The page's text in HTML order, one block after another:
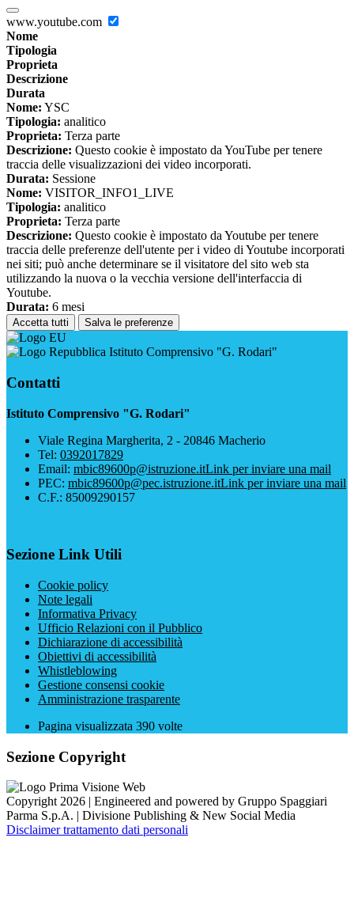
www.youtube.com
Nome
Tipologia
Proprieta
Descrizione
Durata
Nome: YSC
Tipologia: analitico
Proprieta: Terza parte
Descrizione: Questo cookie è impostato da YouTube per tenere
traccia delle visualizzazioni dei video incorporati.
Durata: Sessione
Nome: VISITOR_INFO1_LIVE
Tipologia: analitico
Proprieta: Terza parte
Descrizione: Questo cookie è impostato da Youtube per tenere
traccia delle preferenze dell'utente per i video di Youtube incorporati
nei siti; può anche determinare se il visitatore del sito web sta
utilizzando la nuova o la vecchia versione dell'interfaccia di
Youtube.
Durata: 6 mesi
Accetta tutti Salva le preferenze
Istituto Comprensivo "G. Rodari"
Contatti
Istituto Comprensivo "G. Rodari"
Viale Regina Margherita, 2 - 20846 Macherio
Tel: 0392017829
Email: mbic89600p@istruzione.itLink per inviare una mail
PEC: mbic89600p@pec.istruzione.itLink per inviare una mail
C.F.: 85009290157
Sezione Link Utili
Cookie policy
Note legali
Informativa Privacy
Ufficio Relazioni con il Pubblico
Dichiarazione di accessibilità
Obiettivi di accessibilità
Whistleblowing
Gestione consensi cookie
Amministrazione trasparente
Pagina visualizzata 390 volte
Sezione Copyright
Copyright 2026 | Engineered and powered by Gruppo Spaggiari
Parma S.p.A. | Divisione Publishing & New Social Media
Disclaimer trattamento dati personali